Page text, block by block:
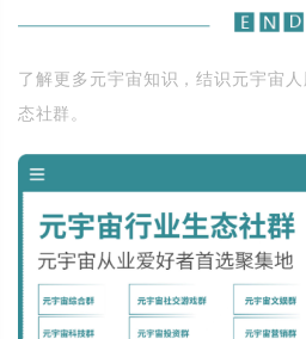
了解更多元宇宙知识，结识元宇宙
态社群。